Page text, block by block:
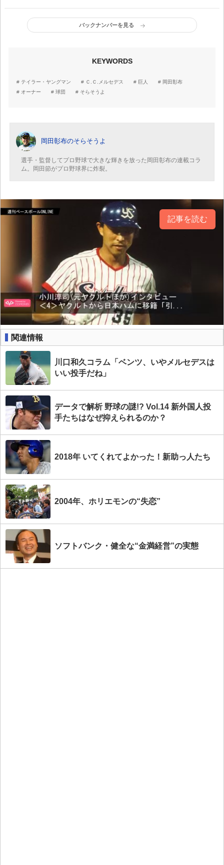
あり、夢や勇気を与えら
れるよう被災者に寄り添
っていく」
が見える。それと藤浪の
投球……なぜこうなって
しまったのか!?」
バックナンバーを見る
KEYWORDS
テイラー・ヤングマン Ｃ.Ｃ.メルセデス 巨人
岡田彰布
オーナー
球団 そらそうよ
岡田彰布のそらそうよ
選手・監督してプロ野球で大きな輝きを放った岡田彰布の連載コラ
ム。岡田節がプロ野球界に炸裂。
記事を読む
関連情報
川口和久コラム「ベンツ、いやメルセデスは
いい投手だね」
データで解析 野球の謎!? Vol.14 新外国人投
手たちはなぜ抑えられるのか？
2018年 いてくれてよかった！新助っ人たち
2004年、ホリエモンの“失恋”
ソフトバンク・健全な“金満経営”の実態